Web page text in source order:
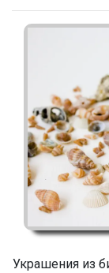
Украшения из